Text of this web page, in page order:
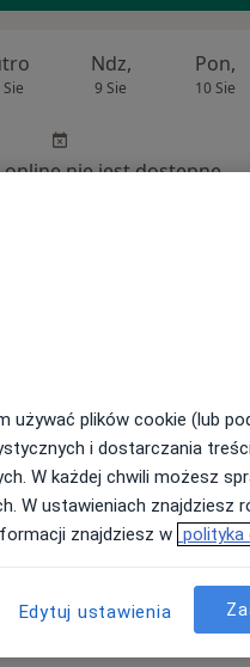
Ndz,
9 Sie
Pon,
10 Sie
nie jest dostępne
Ndz,
9 Sie
Pon,
10 Sie
nie jest dostępne
używać plików cookie (lub
i dostarczania
W każdej chwili możesz
W ustawieniach znajdziesz
znajdziesz w polityka
Edytuj ustawienia